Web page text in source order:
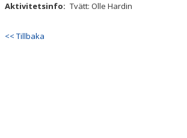
KONTAKT
Aktivitetsinfo: Tvätt: Olle Hardin
<< Tillbaka